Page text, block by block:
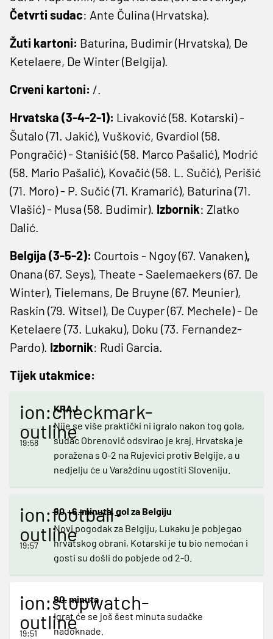
Četvrti sudac: Ante Čulina (Hrvatska).
Žuti kartoni: Baturina, Budimir (Hrvatska), De
Ketelaere, De Winter (Belgija).
Crveni kartoni: /.
Hrvatska (3-4-2-1): Livaković (58. Kotarski) -
Šutalo (71. Jakić), Vušković, Gvardiol (58.
Pongračić) - Stanišić (58. Marco Pašalić), Modrić
(58. Mario Pašalić), Kovačić (58. L. Sučić), Perišić
(71. Moro) - P. Sučić (71. Kramarić), Baturina (71.
Vlašić) - Musa (58. Budimir). Izbornik: Zlatko
Dalić.
Belgija (3-5-2): Courtois - Ngoy (67. Vanaken),
Onana (67. Seys), Theate - Saelemaekers (67. De
Winter), Tielemans, De Bruyne (67. Meunier),
Raskin (79. Witsel), De Cuyper (67. Mechele) - De
Ketelaere (73. Lukaku), Doku (73. Fernandez-
Pardo). Izbornik: Rudi Garcia.
Tijek utakmice:
ion:checkmark-
outline
19:58
KRAJ
Nije se više praktički ni igralo nakon tog gola,
sudac Obrenovič odsvirao je kraj. Hrvatska je
poražena s 0-2 na Rujevici protiv Belgije, a u
nedjelju će u Varaždinu ugostiti Sloveniju.
ion:football-
outline
19:57
90.+6. minuta, gol za Belgiju
Novi pogodak za Belgiju, Lukaku je pobjegao
hrvatskog obrani, Kotarski je tu bio nemoćan i
gosti su došli do pobjede od 2-0.
ion:stopwatch-
outline
19:51
90. minuta
Igrat će se još šest minuta sudačke
nadoknade.